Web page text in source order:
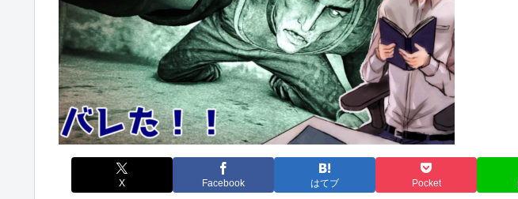
X Facebook はてブ Pocket